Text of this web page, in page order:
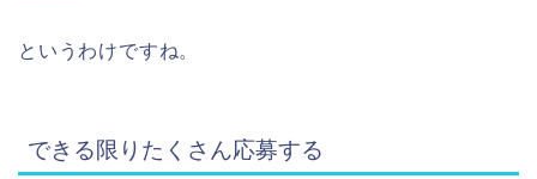
というわけですね。
できる限りたくさん応募する